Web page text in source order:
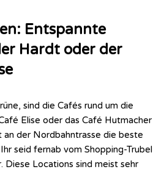
Entspannte
Hardt oder der
sind die Cafés rund um die
Elise oder das Café Hutmacher
der Nordbahntrasse die beste
seid fernab vom Shopping-Trubel
Diese Locations sind meist sehr